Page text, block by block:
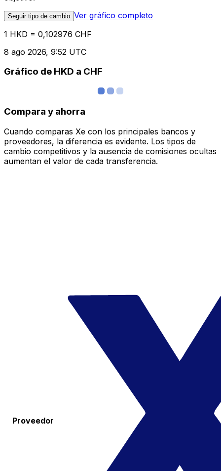
Seguir tipo de cambio Ver gráfico completo
1 HKD = 0,102976 CHF
8 ago 2026, 9:52 UTC
Gráfico de HKD a CHF
Compara y ahorra
Cuando comparas Xe con los principales bancos y
proveedores, la diferencia es evidente. Los tipos de
cambio competitivos y la ausencia de comisiones ocultas
aumentan el valor de cada transferencia.
Proveedor